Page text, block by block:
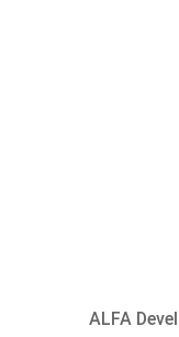
ALFA